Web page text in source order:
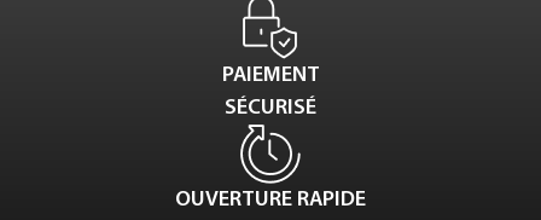
PAIEMENT
SÉCURISÉ
OUVERTURE RAPIDE